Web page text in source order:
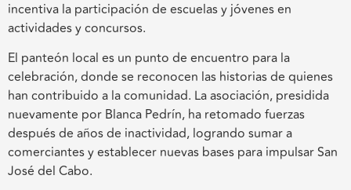
incentiva la participación de escuelas y jóvenes en
actividades y concursos.
El panteón local es un punto de encuentro para la
celebración, donde se reconocen las historias de quienes
han contribuido a la comunidad. La asociación, presidida
nuevamente por Blanca Pedrín, ha retomado fuerzas
después de años de inactividad, logrando sumar a
comerciantes y establecer nuevas bases para impulsar San
José del Cabo.